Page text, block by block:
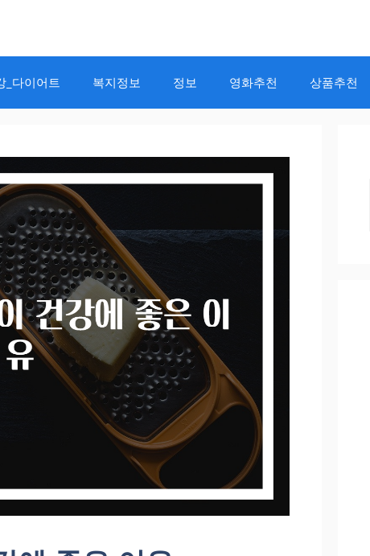
_다이어트 복지정보 정보 영화추천 상품추천